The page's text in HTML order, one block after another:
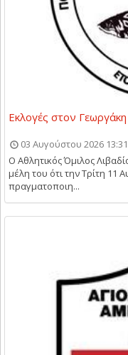
Εκλογές στον
03 Αυγούστου 2026 13:31
Ο Αθλητικός Όμιλος
μέλη του ότι την Τρίτη 11
πραγματοποιη...